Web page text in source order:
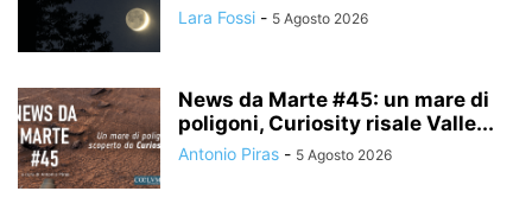
Lara Fossi - 5 Agosto 2026
News da Marte #45: un mare di
poligoni, Curiosity risale Valle...
Antonio Piras - 5 Agosto 2026